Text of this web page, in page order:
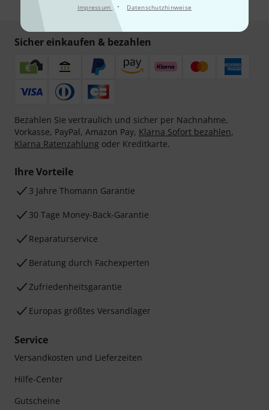
Impressum · Datenschutzhinweise
Sicher einkaufen & bezahlen
Bezahlen Sie vertraulich und sicher per Nachnahme,
Vorkasse, PayPal, Amazon Pay, Klarna Sofort bezahlen,
Klarna Ratenzahlung oder Kreditkarte.
Ihre Vorteile
3 Jahre Thomann Garantie
30 Tage Money-Back-Garantie
Reparaturservice
Beratung durch Fachexperten
Zufriedenheitsgarantie
Europas größtes Versandlager
Service
Versandkosten und Lieferzeiten
Hilfe-Center
Gutscheine